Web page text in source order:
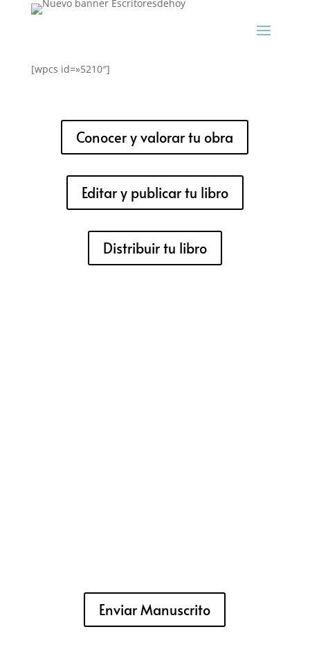
[wpcs id=»5210″]
Conocer y valorar tu obra
Editar y publicar tu libro
Distribuir tu libro
Enviar Manuscrito